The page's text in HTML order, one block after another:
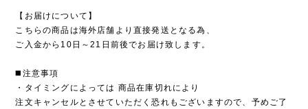
【お届けについて】
こちらの商品は海外店舗より直接発送となる為、
ご入金から10日～21日前後でお届け致します。
◼️注意事項
・タイミングによっては 商品在庫切れにより
注文キャンセルとさせていただく恐れもございますので、予めご了